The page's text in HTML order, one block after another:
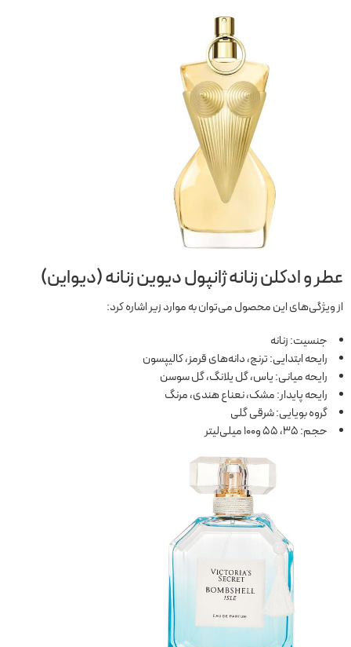
عطر و ادکلن زنانه ژانپول دیوین زنانه (دیواین)
از ویژگی‌های این محصول می‌توان به موارد زیر اشاره کرد:
جنسیت: زنانه
رایحه ابتدایی: ترنج، دانه‌های قرمز، کالیپسون
رایحه میانی: یاس، گل یلانگ، گل سوسن
رایحه پایدار: مشک، نعناع هندی، مرنگ
گروه بویایی: شرقی گلی
حجم: 35، 55 و100 میلی‌لیتر